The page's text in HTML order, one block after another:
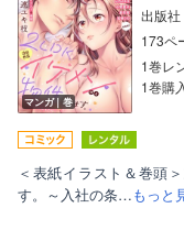
マンガ｜巻
出版社
173ペ
1巻レ
1巻購
＜表紙イラスト＆巻頭
す。～入社の条…もっと